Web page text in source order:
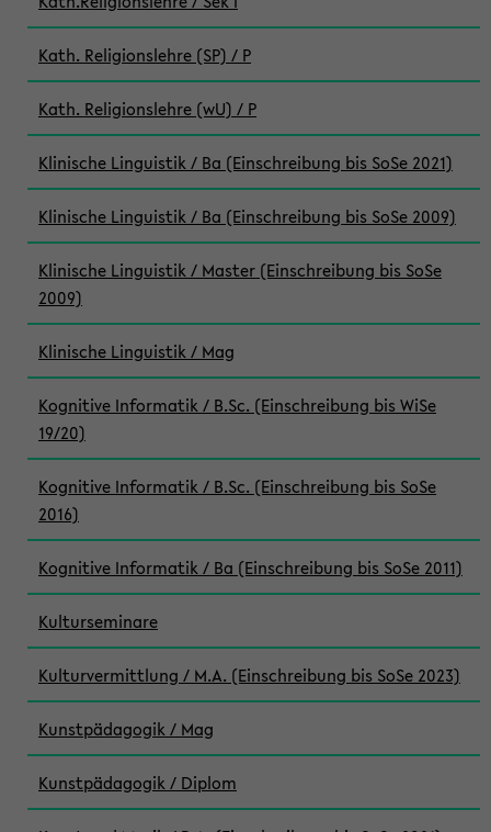
Kath. Religionslehre (SP) / P
Kath. Religionslehre (wU) / P
Klinische Linguistik / Ba (Einschreibung bis SoSe 2021)
Klinische Linguistik / Ba (Einschreibung bis SoSe 2009)
Klinische Linguistik / Master (Einschreibung bis SoSe
2009)
Klinische Linguistik / Mag
Kognitive Informatik / B.Sc. (Einschreibung bis WiSe
19/20)
Kognitive Informatik / B.Sc. (Einschreibung bis SoSe
2016)
Kognitive Informatik / Ba (Einschreibung bis SoSe 2011)
Kulturseminare
Kulturvermittlung / M.A. (Einschreibung bis SoSe 2023)
Kunstpädagogik / Mag
Kunstpädagogik / Diplom